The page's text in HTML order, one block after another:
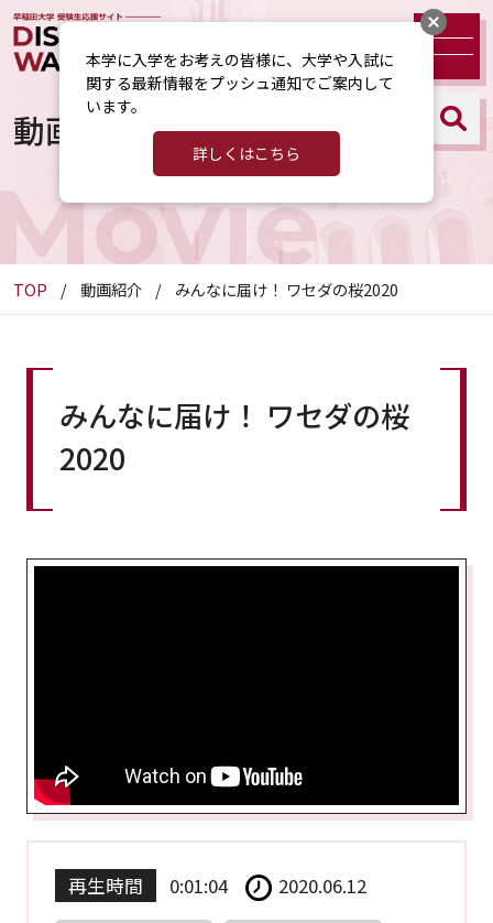
動画紹介
TOP 動画紹介 みんなに届け！ ワセダの桜2020
みんなに届け！ ワセダの桜
2020
再生時間 0:01:04
2020.06.12
本学に入学をお考えの皆様に、大学や入試に
関する最新情報をプッシュ通知でご案内して
います。
詳しくはこちら